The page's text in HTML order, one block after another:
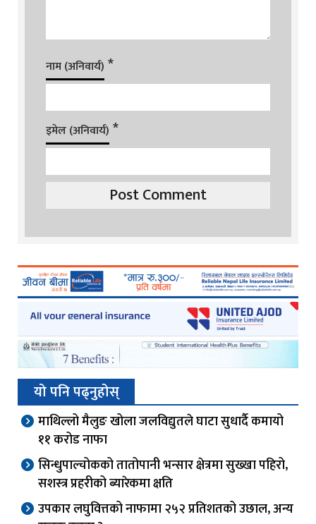
नाम (अनिवार्य) *
इमेल (अनिवार्य) *
यो पनि पढ्नुहोस्
माथिल्लो मैलुङ खोला जलविद्युतले घाटा सुधार्दै कमायो
११ करोड नाफा
सिन्धुपाल्चोकको तातोपानी भन्सार क्षेत्रमा सुख्खा पहिरो,
सशस्त्र प्रहरीको ब्यारेकमा क्षति
उपकार लघुवित्तको नाफामा २५२ प्रतिशतको उछाल, अन्य